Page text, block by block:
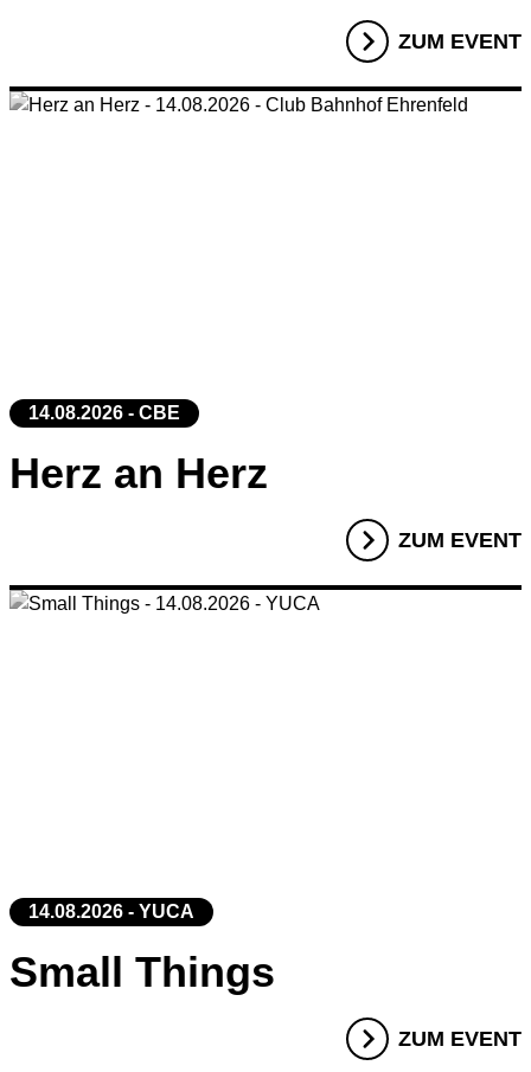
ZUM EVENT
14.08.2026 - CBE
Herz an Herz
ZUM EVENT
14.08.2026 - YUCA
Small Things
ZUM EVENT